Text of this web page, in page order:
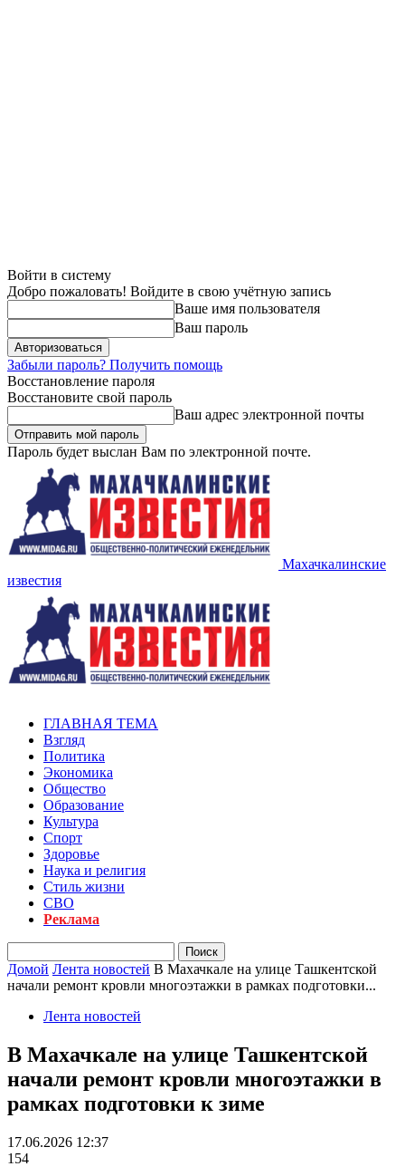
Войти в систему
Добро пожаловать! Войдите в свою учётную запись
Ваше имя пользователя
Ваш пароль
Забыли пароль? Получить помощь
Восстановление пароля
Восстановите свой пароль
Ваш адрес электронной почты
Пароль будет выслан Вам по электронной почте.
Махачкалинские
известия
ГЛАВНАЯ ТЕМА
Взгляд
Политика
Экономика
Общество
Образование
Культура
Спорт
Здоровье
Наука и религия
Стиль жизни
СВО
Реклама
Домой Лента новостей В Махачкале на улице Ташкентской
начали ремонт кровли многоэтажки в рамках подготовки...
Лента новостей
В Махачкале на улице Ташкентской
начали ремонт кровли многоэтажки в
рамках подготовки к зиме
17.06.2026 12:37
154